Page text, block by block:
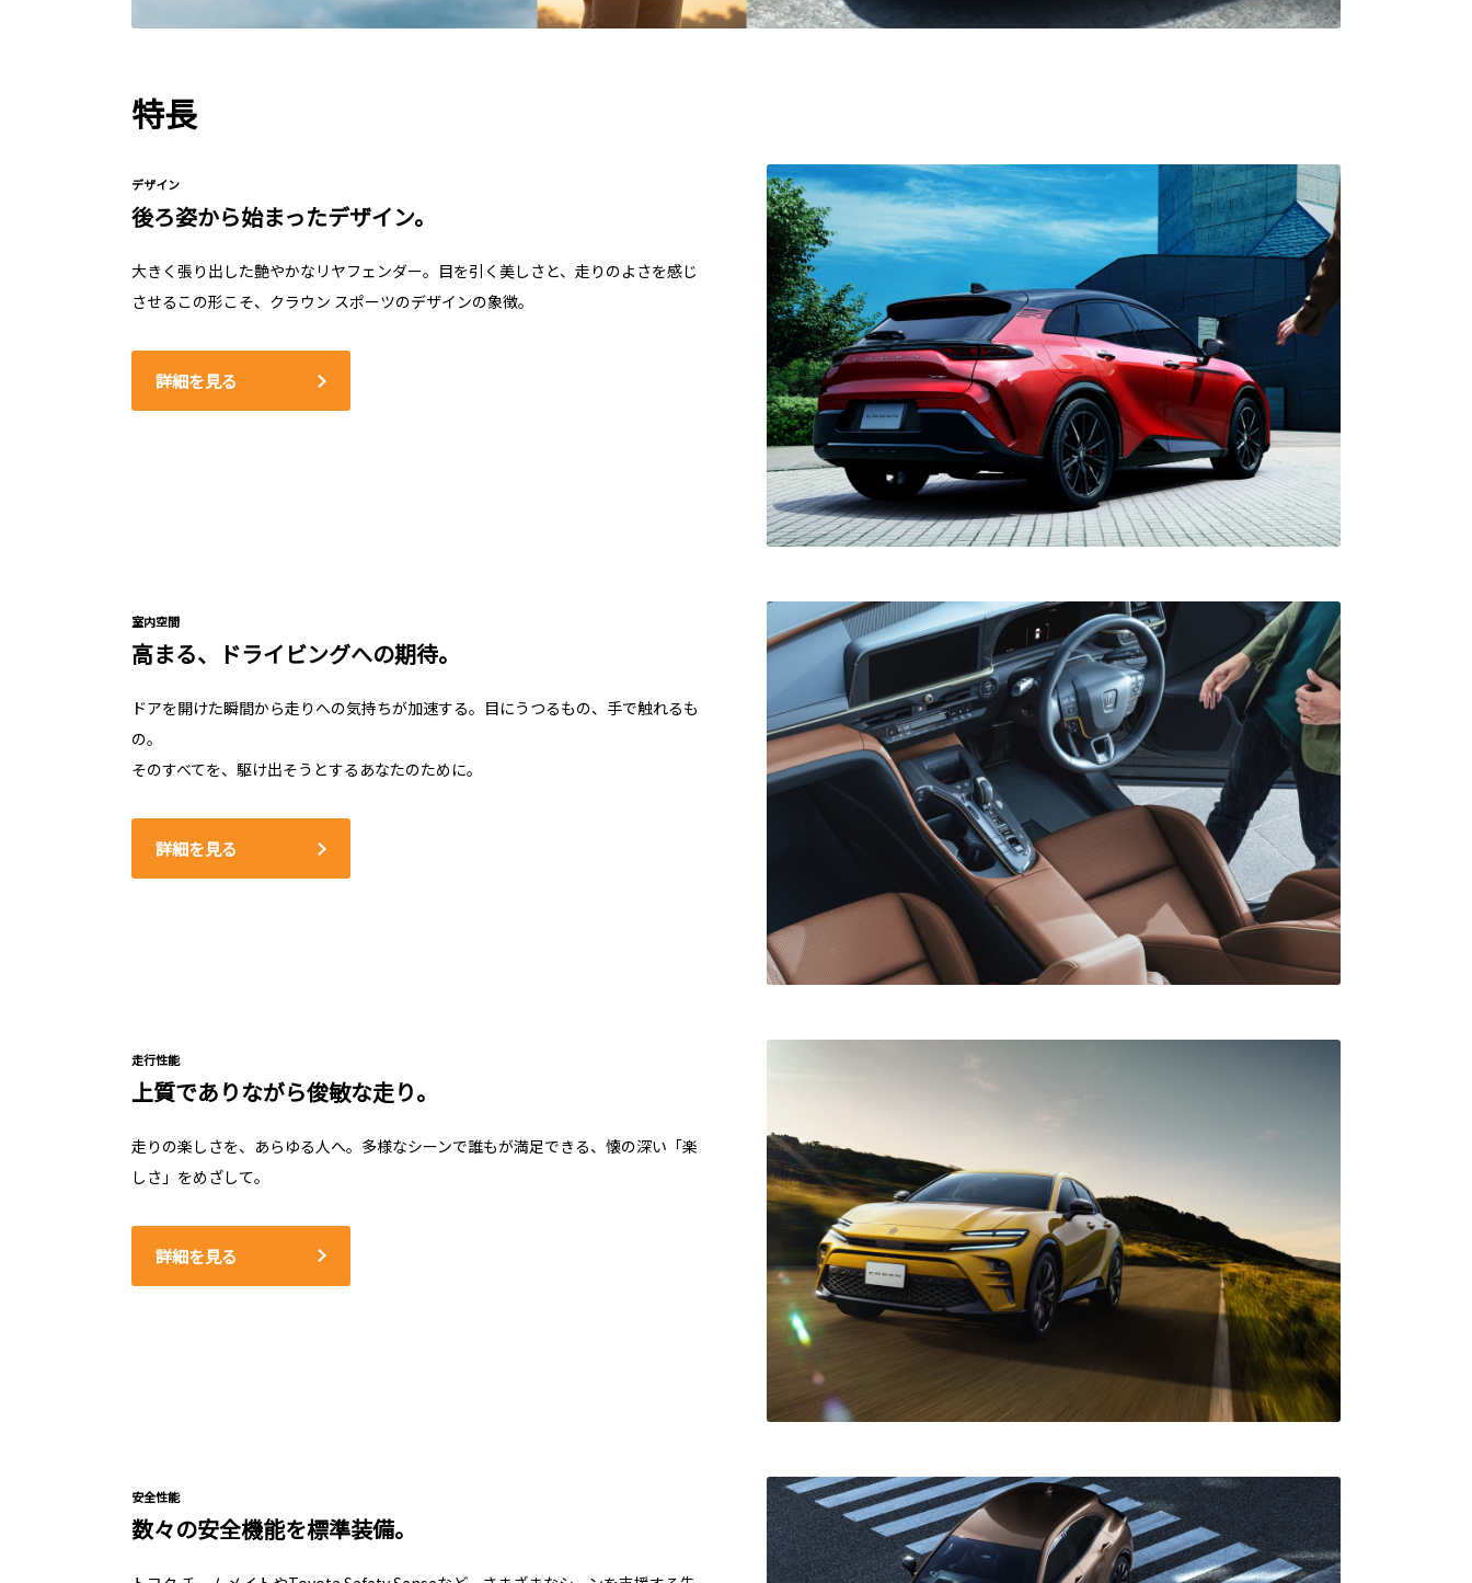
特長
デザイン
後ろ姿から始まったデザイン。
大きく張り出した艶やかなリヤフェンダー。目を引く美しさと、走りのよさを感じ
させるこの形こそ、クラウン スポーツのデザインの象徴。
詳細を見る
室内空間
高まる、ドライビングへの期待。
ドアを開けた瞬間から走りへの気持ちが加速する。目にうつるもの、手で触れるも
の。
そのすべてを、駆け出そうとするあなたのために。
詳細を見る
走行性能
上質でありながら俊敏な走り。
走りの楽しさを、あらゆる人へ。多様なシーンで誰もが満足できる、懐の深い「楽
しさ」をめざして。
詳細を見る
安全性能
数々の安全機能を標準装備。